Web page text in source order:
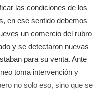
las condiciones de los
en ese sentido debemos
un comercio del rubro
y se detectaron nuevas
para su venta. Ante
toma intervención y
no solo eso, sino que se